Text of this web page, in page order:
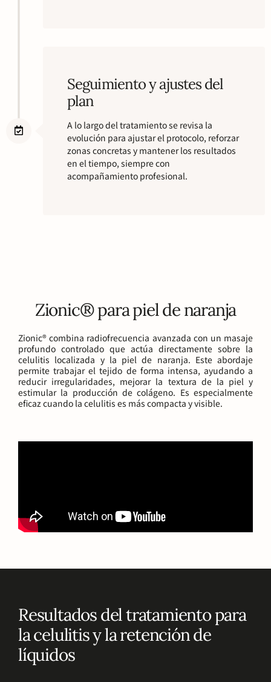
Seguimiento y ajustes del
plan
A lo largo del tratamiento se revisa la
evolución para ajustar el protocolo, reforzar
zonas concretas y mantener los resultados
en el tiempo, siempre con
acompañamiento profesional.
Zionic® para piel de naranja
Zionic® combina radiofrecuencia avanzada con un masaje
profundo controlado que actúa directamente sobre la
celulitis localizada y la piel de naranja. Este abordaje
permite trabajar el tejido de forma intensa, ayudando a
reducir irregularidades, mejorar la textura de la piel y
estimular la producción de colágeno. Es especialmente
eficaz cuando la celulitis es más compacta y visible.
Resultados del tratamiento para
la celulitis y la retención de
líquidos